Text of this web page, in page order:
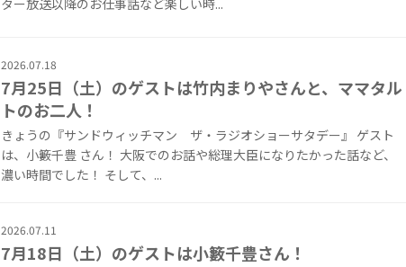
2026.07.18
7月25日（土）のゲストは竹内まりやさんと、ママタル
トのお二人！
きょうの『サンドウィッチマン ザ・ラジオショーサタデー』 ゲスト
は、小籔千豊 さん！ 大阪でのお話や総理大臣になりたかった話など、
濃い時間でした！ そして、...
2026.07.11
7月18日（土）のゲストは小籔千豊さん！